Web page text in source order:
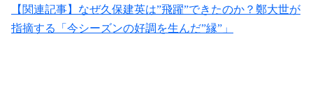
【関連記事】なぜ久保建英は”飛躍”できたのか？鄭大世が
指摘する「今シーズンの好調を生んだ”縁”」